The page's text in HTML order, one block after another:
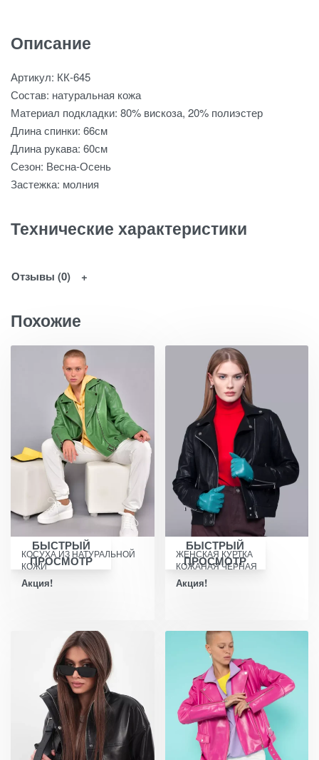
Описание
Артикул: КК-645
Состав: натуральная кожа
Материал подкладки: 80% вискоза, 20% полиэстер
Длина спинки: 66см
Длина рукава: 60см
Сезон: Весна-Осень
Застежка: молния
Технические характеристики
Отзывы (0)
Похожие
БЫСТРЫЙ
ПРОСМОТР
КОСУХА ИЗ НАТУРАЛЬНОЙ
КОЖИ
Акция!
БЫСТРЫЙ
ПРОСМОТР
ЖЕНСКАЯ КУРТКА
КОЖАНАЯ ЧЕРНАЯ
Акция!